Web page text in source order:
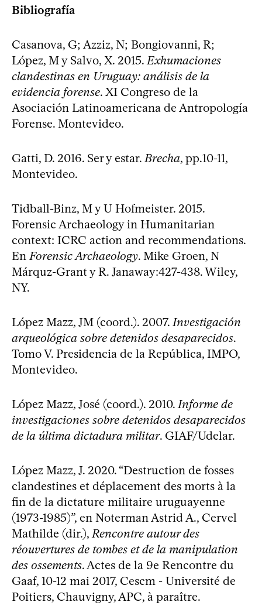
Bibliografía
Casanova, G; Azziz, N; Bongiovanni, R;
López, M y Salvo, X. 2015.Exhumaciones
clandestinas en Uruguay: análisis de la
evidencia forense. XI Congreso de la
Asociación Latinoamericana de Antropología
Forense. Montevideo.
Gatti, D. 2016. Ser y estar.Brecha, pp.10-11,
Montevideo.
Tidball-Binz, M y U Hofmeister. 2015.
Forensic Archaeology in Humanitarian
context: ICRC action and recommendations.
EnForensic Archaeology. Mike Groen, N
Márquz-Grant y R. Janaway:427-438. Wiley,
NY.
López Mazz, JM (coord.). 2007.Investigación
arqueológica sobre detenidos desaparecidos.
Tomo V. Presidencia de la República, IMPO,
Montevideo.
López Mazz, José (coord.). 2010.Informe de
investigaciones sobre detenidos desaparecidos
de la última dictadura militar. GIAF/Udelar.
López Mazz, J. 2020. “Destruction de fosses
clandestines et déplacement des morts à la
fin de la dictature militaire uruguayenne
(1973-1985)”, en Noterman Astrid A., Cervel
Mathilde (dir.),Rencontre autour des
réouvertures de tombes et de la manipulation
des ossements. Actes de la 9e Rencontre du
Gaaf, 10-12 mai 2017, Cescm - Université de
Poitiers, Chauvigny, APC, à paraître.